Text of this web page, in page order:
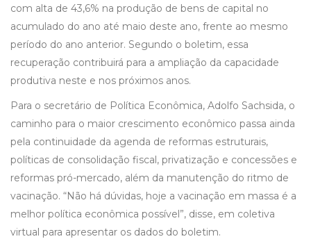
com alta de 43,6% na produção de bens de capital no
acumulado do ano até maio deste ano, frente ao mesmo
período do ano anterior. Segundo o boletim, essa
recuperação contribuirá para a ampliação da capacidade
produtiva neste e nos próximos anos.
Para o secretário de Política Econômica, Adolfo Sachsida, o
caminho para o maior crescimento econômico passa ainda
pela continuidade da agenda de reformas estruturais,
políticas de consolidação fiscal, privatização e concessões e
reformas pró-mercado, além da manutenção do ritmo de
vacinação. “Não há dúvidas, hoje a vacinação em massa é a
melhor política econômica possível”, disse, em coletiva
virtual para apresentar os dados do boletim.